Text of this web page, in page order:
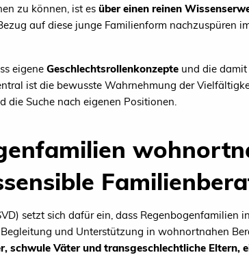
zu können, ist es über einen reinen
auf diese junge Familienform nachzuspüren
eigene Geschlechtsrollenkonzepte und die
ist die bewusste Wahrnehmung der
die Suche nach eigenen Positionen.
setzt sich dafür ein, dass Regenbogenfamilien
und Unterstützung in wohnortnahen
schwule Väter und transgeschlechtliche Eltern,